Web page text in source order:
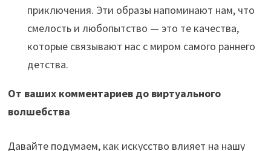
приключения. Эти образы напоминают нам, что
смелость и любопытство — это те качества,
которые связывают нас с миром самого раннего
детства.
От ваших комментариев до виртуального
волшебства
Давайте подумаем, как искусство влияет на нашу